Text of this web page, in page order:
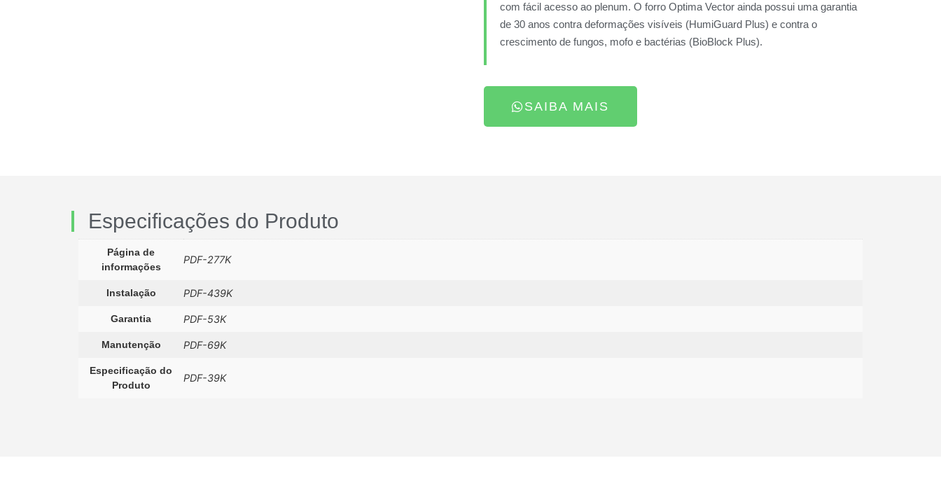
com fácil acesso ao plenum. O forro Optima Vector ainda possui uma garantia
de 30 anos contra deformações visíveis (HumiGuard Plus) e contra o
crescimento de fungos, mofo e bactérias (BioBlock Plus).
SAIBA MAIS
Especificações do Produto
Página de
informações
PDF-277K
Instalação PDF-439K
Garantia PDF-53K
Manutenção PDF-69K
Especificação do
Produto
PDF-39K